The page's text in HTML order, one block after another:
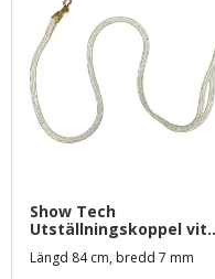
Show Tech
Utställningskoppel vit
nylon med guldfärgad
hake (7 mm)
Längd 84 cm, bredd 7 mm